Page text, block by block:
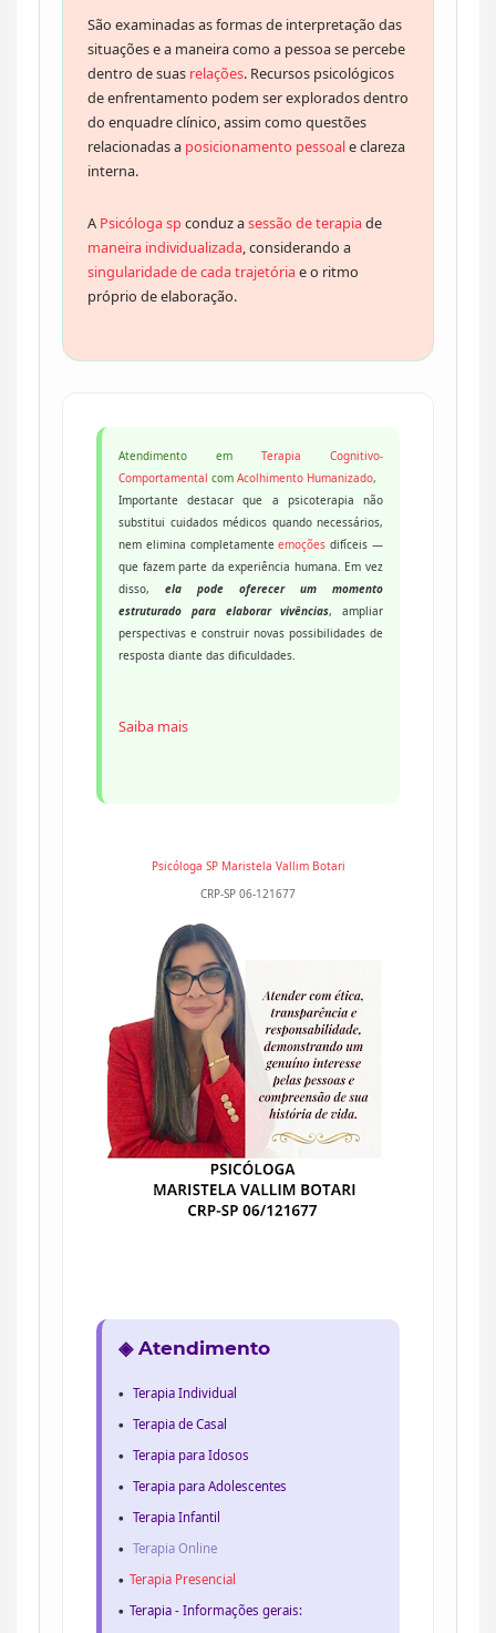
São examinadas as formas de interpretação das
situações e a maneira como a pessoa se percebe
dentro de suas relações. Recursos psicológicos
de enfrentamento podem ser explorados dentro
do enquadre clínico, assim como questões
relacionadas a posicionamento pessoale clareza
interna.
A Psicóloga sp conduz asessão de terapia de
maneira individualizada, considerando a
singularidade de cada trajetória e o ritmo
próprio de elaboração.
Atendimento em Terapia Cognitivo-
Comportamental com Acolhimento Humanizado,
Importante destacar que a psicoterapia não
substitui cuidados médicos quando necessários,
nem elimina completamenteemoções difíceis —
que fazem parte da experiência humana. Em vez
disso, ela pode oferecer um momento
estruturado para elaborar vivências, ampliar
perspectivas e construir novas possibilidades de
resposta diante das dificuldades.
Saiba mais
Psicóloga SP Maristela Vallim Botari
CRP-SP 06-121677
◈ Atendimento
Terapia Individual
Terapia de Casal
Terapia para Idosos
Terapia para Adolescentes
Terapia Infantil
Terapia Online
Terapia Presencial
Terapia - Informações gerais: